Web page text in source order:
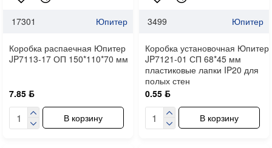
17301 Юпитер
Коробка распаечная Юпитер
JP7113-17 ОП 150*110*70 мм
7.85 ƃ
В корзину
3499 Юпитер
Коробка установочная Юпитер
JP7121-01 СП 68*45 мм
пластиковые лапки IP20 для
полых стен
0.55 ƃ
В корзину